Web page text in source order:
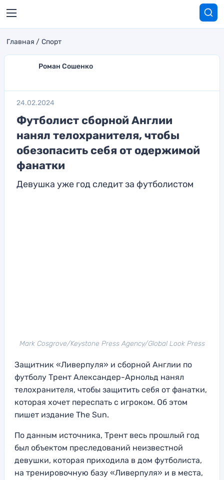
Главная Спорт
Роман Сошенко
24.02.2024
Футболист сборной Англии
нанял телохранителя, чтобы
обезопасить себя от одержимой
фанатки
Девушка уже год следит за футболистом
Mark Cosgrove/Keystone Press Agency/Global Look Press
Защитник «Ливерпуля» и сборной Англии по
футболу Трент Александер-Арнольд нанял
телохранителя, чтобы защитить себя от фанатки,
которая хочет переспать с игроком. Об этом
пишет издание The Sun.
По данным источника, Трент весь прошлый год
был объектом преследований неизвестной
девушки, которая приходила в дом футболиста,
на тренировочную базу «Ливерпуля» и в места,